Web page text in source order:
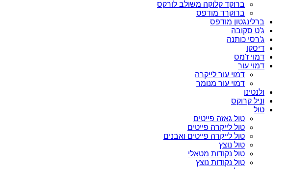
ברוקד קלוקה משולב לורקס
ברוקרד מודפס
ברלינגטון מודפס
ג'ט סקובה
ג'רסי כותנה
דיסקו
דמוי ז'מס
דמוי עור
דמוי עור לייקרה
דמוי עור מנומר
ולנטינו
וניל קרוקס
טול
טול גאזה פייטים
טול לייקרה פייטים
טול לייקרה פייטים ואבנים
טול נוצץ
טול נקודות מטאלי
טול נקודות נוצץ